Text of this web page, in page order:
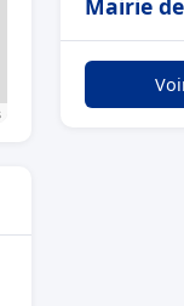
Mairie